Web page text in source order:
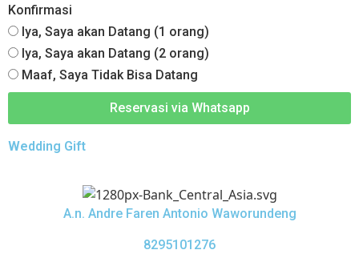
Konfirmasi
Iya, Saya akan Datang (1 orang)
Iya, Saya akan Datang (2 orang)
Maaf, Saya Tidak Bisa Datang
Reservasi via Whatsapp
Wedding Gift
A.n. Andre Faren Antonio Waworundeng
8295101276